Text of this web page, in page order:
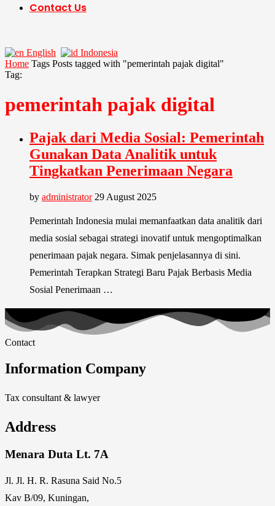
Contact Us
English
Indonesia
Home Tags Posts tagged with "pemerintah pajak digital"
Tag:
pemerintah pajak digital
Pajak dari Media Sosial: Pemerintah
Gunakan Data Analitik untuk
Tingkatkan Penerimaan Negara
by administrator 29 August 2025
Pemerintah Indonesia mulai memanfaatkan data analitik dari
media sosial sebagai strategi inovatif untuk mengoptimalkan
penerimaan pajak negara. Simak penjelasannya di sini.
Pemerintah Terapkan Strategi Baru Pajak Berbasis Media
Sosial Penerimaan …
Contact
Information Company
Tax consultant & lawyer
Address
Menara Duta Lt. 7A
Jl. Jl. H. R. Rasuna Said No.5
Kav B/09, Kuningan,